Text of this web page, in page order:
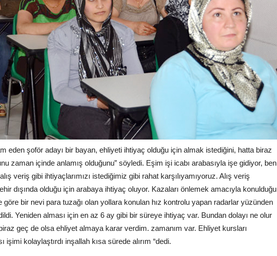
eden şoför adayı bir bayan, ehliyeti ihtiyaç olduğu için almak istediğini, hatta biraz
zaman içinde anlamış olduğunu” söyledi. Eşim işi icabı arabasıyla işe gidiyor, ben
veriş gibi ihtiyaçlarımızı istediğimiz gibi rahat karşılıyamıyoruz. Alış veriş
dışında olduğu için arabaya ihtiyaç oluyor. Kazaları önlemek amacıyla konulduğu
göre bir nevi para tuzağı olan yollara konulan hız kontrolu yapan radarlar yüzünden
Yeniden alması için en az 6 ay gibi bir süreye ihtiyaç var. Bundan dolayı ne olur
geç de olsa ehliyet almaya karar verdim. zamanım var. Ehliyet kursları
işimi kolaylaştırdı inşallah kısa sürede alırım “dedi.